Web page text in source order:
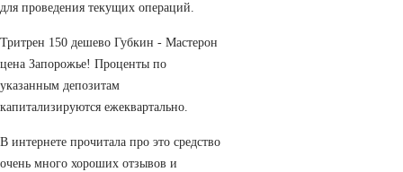
для проведения текущих операций.
Тритрен 150 дешево Губкин - Мастерон
цена Запорожье! Проценты по
указанным депозитам
капитализируются ежеквартально.
В интернете прочитала про это средство
очень много хороших отзывов и